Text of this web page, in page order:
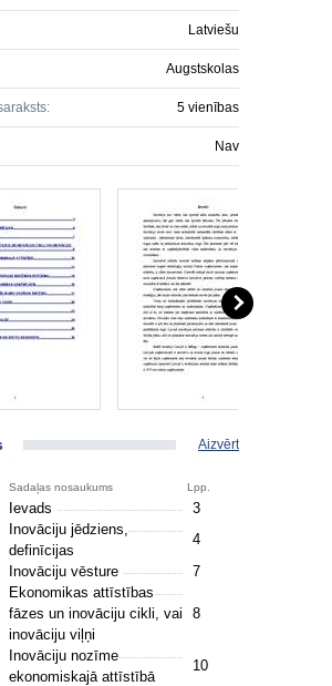
Latviešu
Augstskolas
5 vienības
Nav
Aizvērt
Sadaļas nosaukums Lpp.
Ievads
3
Inovāciju jēdziens,
definīcijas
4
Inovāciju vēsture
7
Ekonomikas attīstības
fāzes un inovāciju cikli, vai
inovāciju viļņi
8
Inovāciju nozīme
ekonomiskajā attīstībā
10